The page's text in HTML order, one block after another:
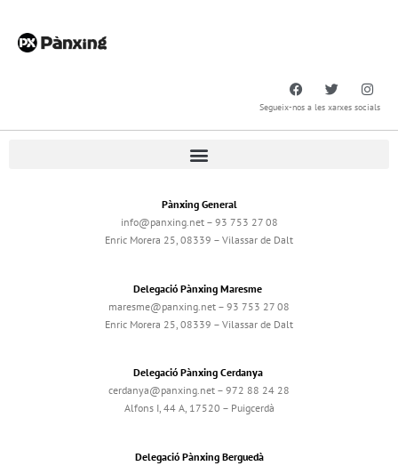
Segueix-nos a les xarxes socials
Pànxing General
info@panxing.net – 93 753 27 08
Enric Morera 25, 08339 – Vilassar de Dalt
Delegació Pànxing Maresme
maresme@panxing.net – 93 753 27 08
Enric Morera 25, 08339 – Vilassar de Dalt
Delegació Pànxing Cerdanya
cerdanya@panxing.net – 972 88 24 28
Alfons I, 44 A, 17520 – Puigcerdà
Delegació Pànxing Berguedà